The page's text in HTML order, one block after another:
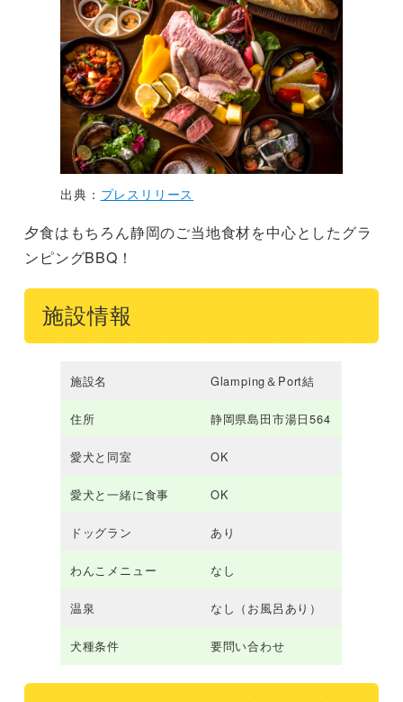
出典： プレスリリース
夕食はもちろん静岡のご当地食材を中心としたグラ
ンピングBBQ！
施設情報
施設名 Glamping＆Port結
住所 静岡県島田市湯日564
愛犬と同室 OK
愛犬と一緒に食事 OK
ドッグラン あり
わんこメニュー なし
温泉 なし（お風呂あり）
犬種条件 要問い合わせ